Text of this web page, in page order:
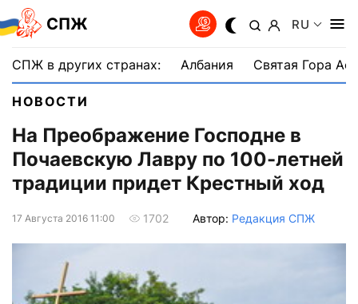
СПЖ RU
СПЖ в других странах: Албания Святая Гора
НОВОСТИ
На Преображение Господне в
Почаевскую Лавру по 100-летней
традиции придет Крестный ход
17 Августа 2016 11:00 1702 Автор: Редакция СПЖ